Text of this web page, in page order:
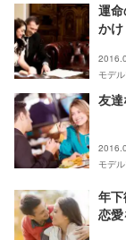
運
かけ
モデ
友
モデ
年
恋